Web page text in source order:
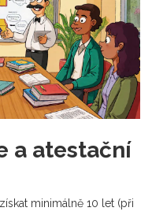
a atestační
minimálně 10 let (při